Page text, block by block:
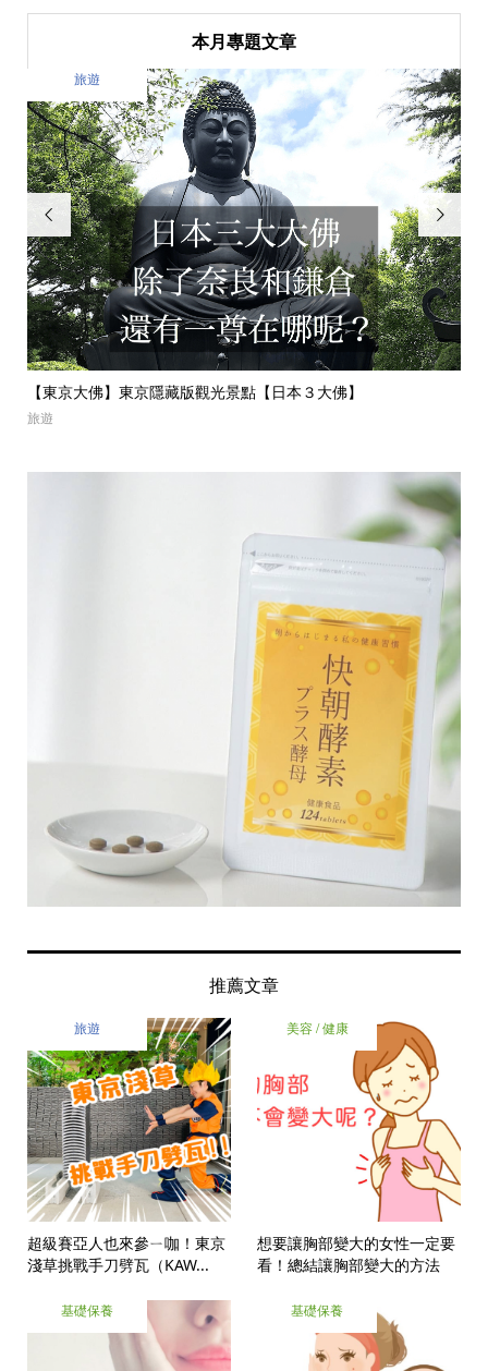
本月專題文章

“蒙布朗栗子蛋糕聖地“｜東京自由之丘必吃甜點【MONT-BL...
美食
美食

推薦文章
旅遊
超級賽亞人也來參ㄧ咖！東京
淺草挑戰手刀劈瓦（KAW...
美容 / 健康
想要讓胸部變大的女性一定要
看！總結讓胸部變大的方法
基礎保養 基礎保養